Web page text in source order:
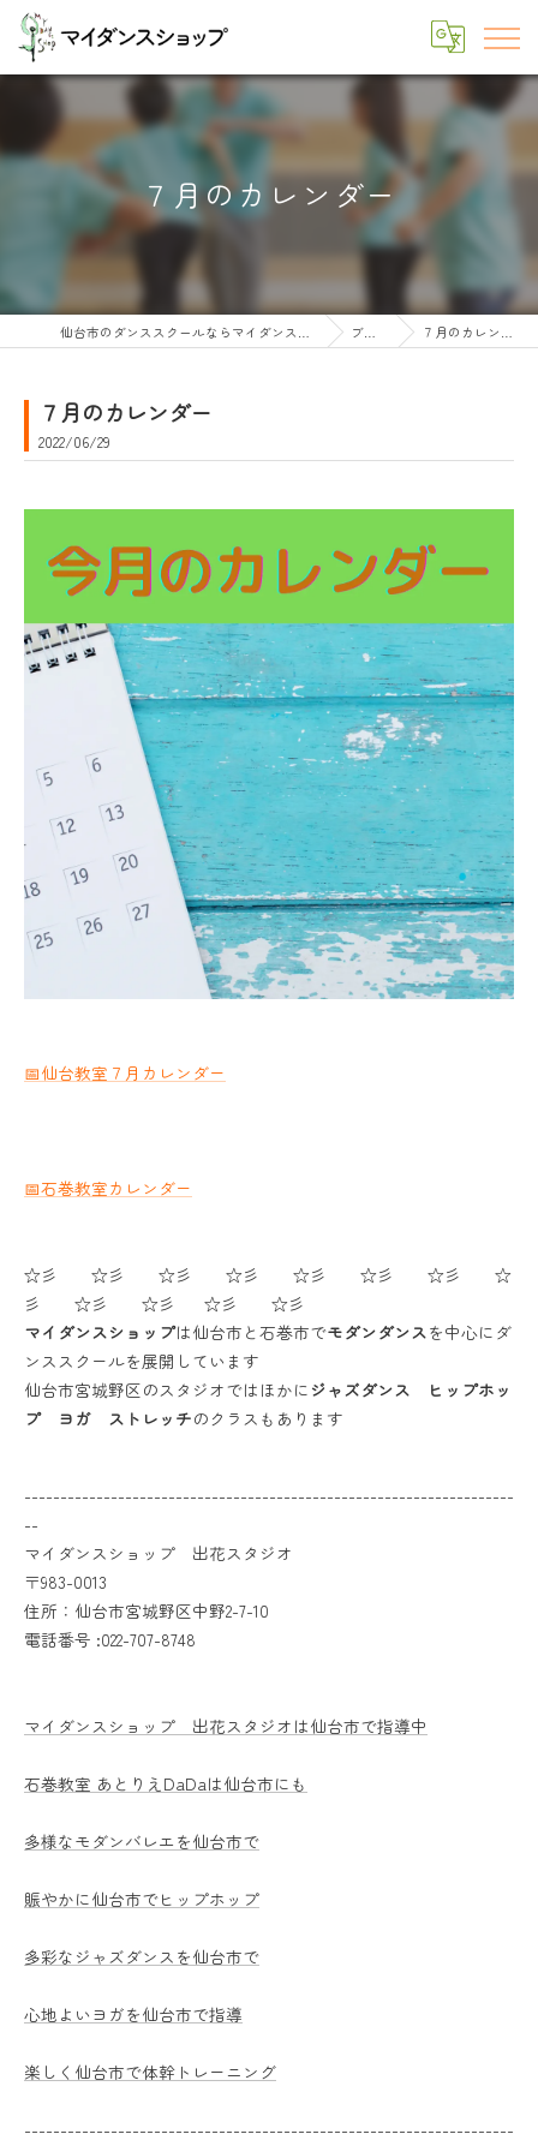
７月のカレンダー
仙台市のダンススクールならマイダンスショップ ブログ ７月のカレンダー
７月のカレンダー
2022/06/29
📅仙台教室７月カレンダー
📅石巻教室カレンダー
☆彡 ☆彡 ☆彡 ☆彡 ☆彡 ☆彡 ☆彡 ☆
彡 ☆彡 ☆彡 ☆彡 ☆彡
マイダンスショップは仙台市と石巻市でモダンダンスを中心にダ
ンススクールを展開しています
仙台市宮城野区のスタジオではほかに ジャズダンス ヒップホッ
プ ヨガ ストレッチのクラスもあります
--------------------------------------------------------------------
--
マイダンスショップ 出花スタジオ
〒983-0013
住所：仙台市宮城野区中野2-7-10
電話番号 :022-707-8748
マイダンスショップ 出花スタジオは仙台市で指導中
石巻教室 あとりえDaDaは仙台市にも
多様なモダンバレエを仙台市で
賑やかに仙台市でヒップホップ
多彩なジャズダンスを仙台市で
心地よいヨガを仙台市で指導
楽しく仙台市で体幹トレーニング
--------------------------------------------------------------------